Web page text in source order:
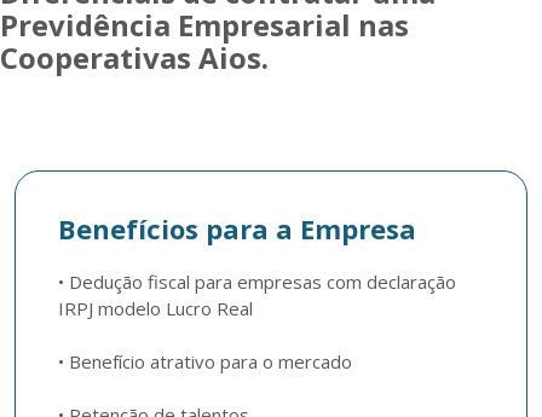
Previdência Empresarial nas
Cooperativas Aios.
Benefícios para a Empresa
• Dedução fiscal para empresas com declaração
IRPJ modelo Lucro Real
• Benefício atrativo para o mercado